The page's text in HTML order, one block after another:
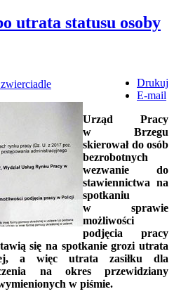
utrata statusu osoby
Drukuj
E-mail
Urząd Pracy
w Brzegu
skierował do osób
bezrobotnych
wezwanie do
stawiennictwa na
spotkaniu
w sprawie
możliwości
podjęcia pracy
się na spotkanie grozi utrata
a więc utrata zasiłku dla
na okres przewidziany
w piśmie.